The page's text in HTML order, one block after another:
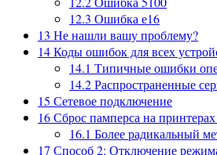
12.3 Ошибка е16
13 Не нашли вашу проблему?
14Коды ошибок для всех
14.1 Типичные ошибки
14.2Распространенные
15 Сетевое подключение
16Сброс памперса на
16.1 Более радикальный
17 Способ 2: Отключение